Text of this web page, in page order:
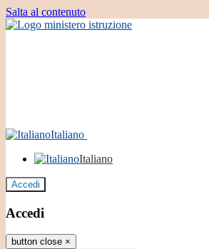
Salta al contenuto
Italiano
Italiano
Accedi
Accedi
button close ×